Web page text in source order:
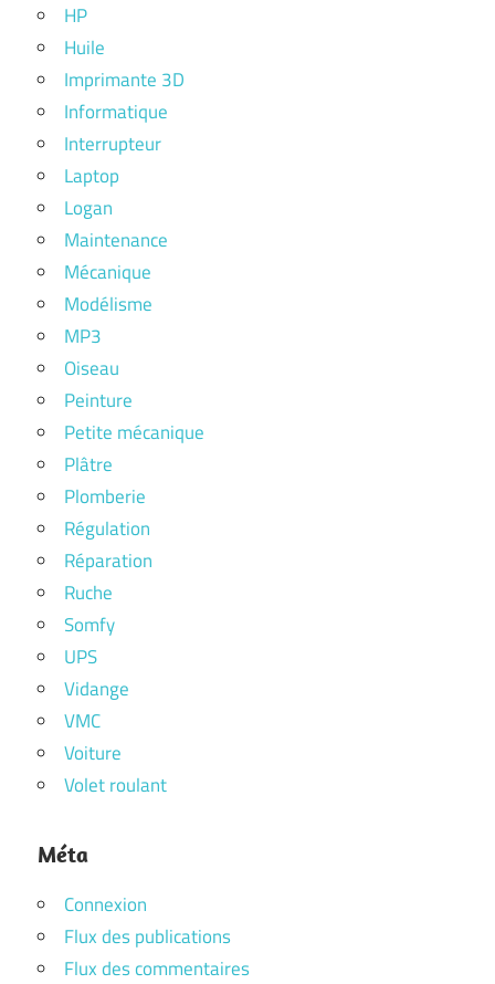
HP
Huile
Imprimante 3D
Informatique
Interrupteur
Laptop
Logan
Maintenance
Mécanique
Modélisme
MP3
Oiseau
Peinture
Petite mécanique
Plâtre
Plomberie
Régulation
Réparation
Ruche
Somfy
UPS
Vidange
VMC
Voiture
Volet roulant
Méta
Connexion
Flux des publications
Flux des commentaires